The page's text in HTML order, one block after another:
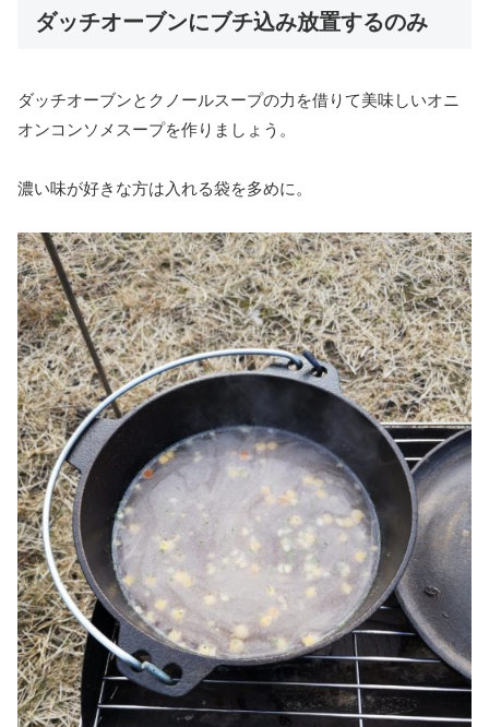
ダッチオーブンにブチ込み放置するのみ
ダッチオーブンとクノールスープの力を借りて美味しいオニ
オンコンソメスープを作りましょう。
濃い味が好きな方は入れる袋を多めに。